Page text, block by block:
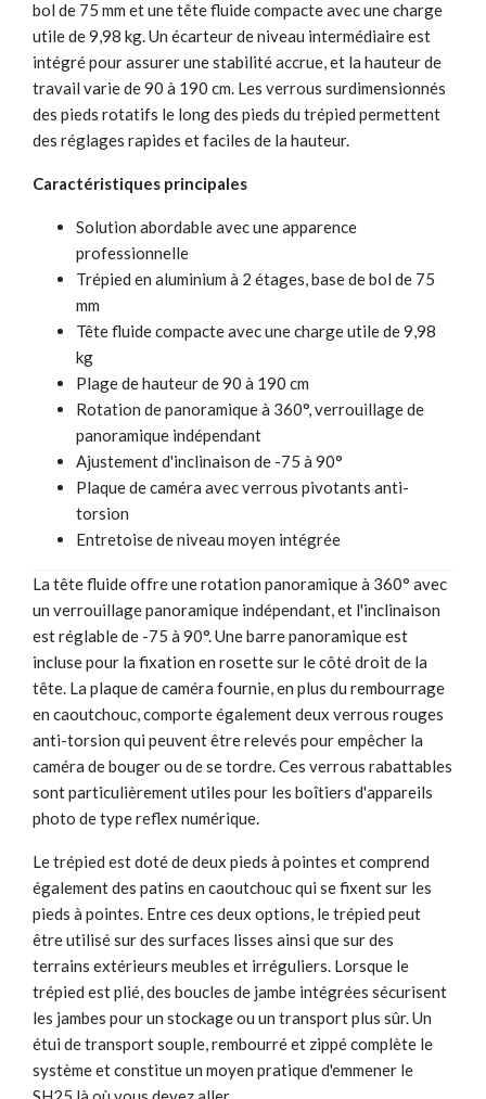
bol de 75 mm et une tête fluide compacte avec une charge
utile de 9,98 kg. Un écarteur de niveau intermédiaire est
intégré pour assurer une stabilité accrue, et la hauteur de
travail varie de 90 à 190 cm. Les verrous surdimensionnés
des pieds rotatifs le long des pieds du trépied permettent
des réglages rapides et faciles de la hauteur.
Caractéristiques principales
Solution abordable avec une apparence
professionnelle
Trépied en aluminium à 2 étages, base de bol de 75
mm
Tête fluide compacte avec une charge utile de 9,98
kg
Plage de hauteur de 90 à 190 cm
Rotation de panoramique à 360°, verrouillage de
panoramique indépendant
Ajustement d'inclinaison de -75 à 90°
Plaque de caméra avec verrous pivotants anti-
torsion
Entretoise de niveau moyen intégrée
La tête fluide offre une rotation panoramique à 360° avec
un verrouillage panoramique indépendant, et l'inclinaison
est réglable de -75 à 90°. Une barre panoramique est
incluse pour la fixation en rosette sur le côté droit de la
tête. La plaque de caméra fournie, en plus du rembourrage
en caoutchouc, comporte également deux verrous rouges
anti-torsion qui peuvent être relevés pour empêcher la
caméra de bouger ou de se tordre. Ces verrous rabattables
sont particulièrement utiles pour les boîtiers d'appareils
photo de type reflex numérique.
Le trépied est doté de deux pieds à pointes et comprend
également des patins en caoutchouc qui se fixent sur les
pieds à pointes. Entre ces deux options, le trépied peut
être utilisé sur des surfaces lisses ainsi que sur des
terrains extérieurs meubles et irréguliers. Lorsque le
trépied est plié, des boucles de jambe intégrées sécurisent
les jambes pour un stockage ou un transport plus sûr. Un
étui de transport souple, rembourré et zippé complète le
système et constitue un moyen pratique d'emmener le